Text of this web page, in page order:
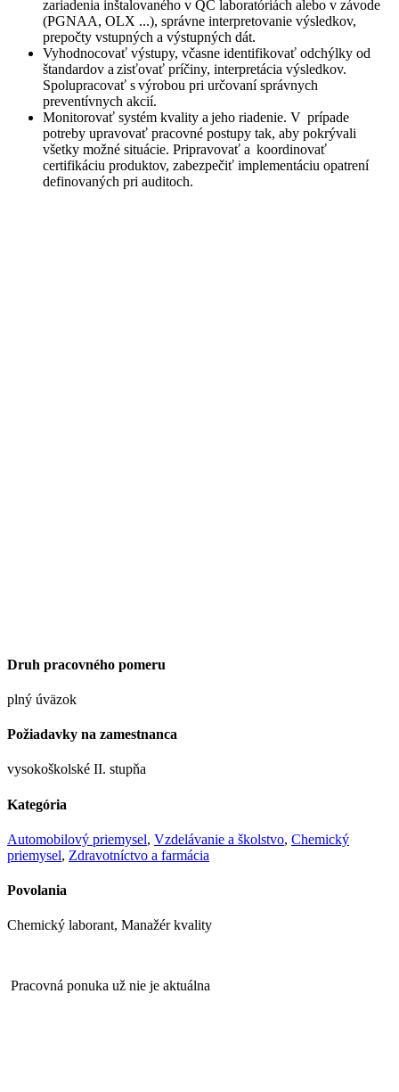
zariadenia inštalovaného v QC laboratóriách alebo v závode
(PGNAA, OLX ...), správne interpretovanie výsledkov,
prepočty vstupných a výstupných dát.
Vyhodnocovať výstupy, včasne identifikovať odchýlky od
štandardov a zisťovať príčiny, interpretácia výsledkov.
Spolupracovať s výrobou pri určovaní správnych
preventívnych akcií.
Monitorovať systém kvality a jeho riadenie. V prípade
potreby upravovať pracovné postupy tak, aby pokrývali
všetky možné situácie. Pripravovať a koordinovať
certifikáciu produktov, zabezpečiť implementáciu opatrení
definovaných pri auditoch.
Druh pracovného pomeru
plný úväzok
Požiadavky na zamestnanca
vysokoškolské II. stupňa
Kategória
Automobilový priemysel, Vzdelávanie a školstvo, Chemický
priemysel, Zdravotníctvo a farmácia
Povolania
Chemický laborant, Manažér kvality
Pracovná ponuka už nie je aktuálna